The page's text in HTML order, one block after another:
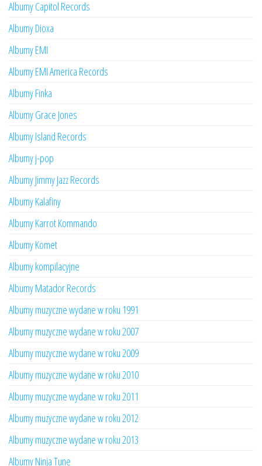
Albumy Capitol Records
Albumy Dioxa
Albumy EMI
Albumy EMI America Records
Albumy Finka
Albumy Grace Jones
Albumy Island Records
Albumy j-pop
Albumy Jimmy Jazz Records
Albumy Kalafiny
Albumy Karrot Kommando
Albumy Komet
Albumy kompilacyjne
Albumy Matador Records
Albumy muzyczne wydane w roku 1991
Albumy muzyczne wydane w roku 2007
Albumy muzyczne wydane w roku 2009
Albumy muzyczne wydane w roku 2010
Albumy muzyczne wydane w roku 2011
Albumy muzyczne wydane w roku 2012
Albumy muzyczne wydane w roku 2013
Albumy Ninja Tune